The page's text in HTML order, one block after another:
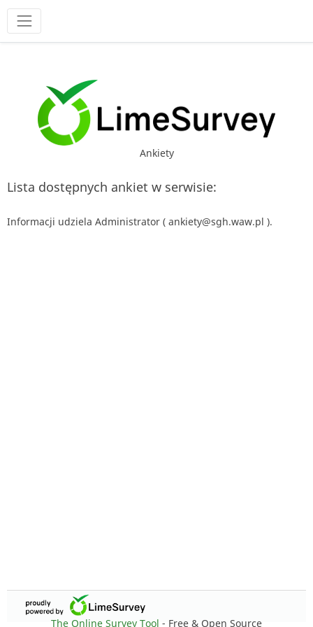
Narzędzia
Ankiety
Lista dostępnych ankiet w serwisie:
Informacji udziela Administrator ( ankiety@sgh.waw.pl ).
The Online Survey Tool - Free & Open Source